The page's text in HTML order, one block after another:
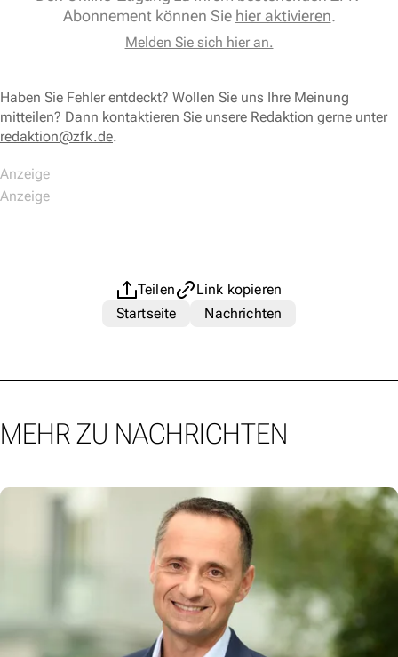
Abonnement können Sie hier aktivieren.
Melden Sie sich hier an.
Haben Sie Fehler entdeckt? Wollen Sie uns Ihre Meinung
mitteilen? Dann kontaktieren Sie unsere Redaktion gerne unter
redaktion@zfk.de.
Teilen
Link kopieren
Startseite
Nachrichten
MEHR ZU NACHRICHTEN